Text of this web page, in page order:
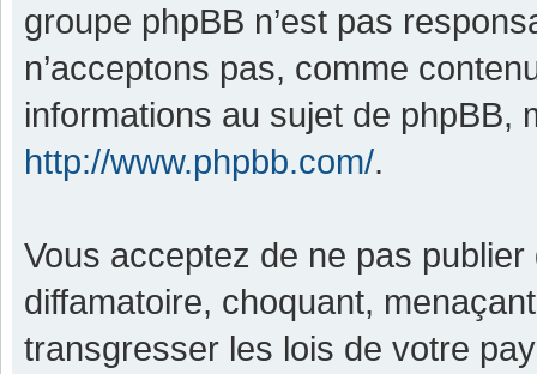
groupe phpBB n’est pas
n’acceptons pas, comme
informations au sujet de phpBB,
http://www.phpbb.com/.
Vous acceptez de ne pas
diffamatoire, choquant,
transgresser les lois de votre